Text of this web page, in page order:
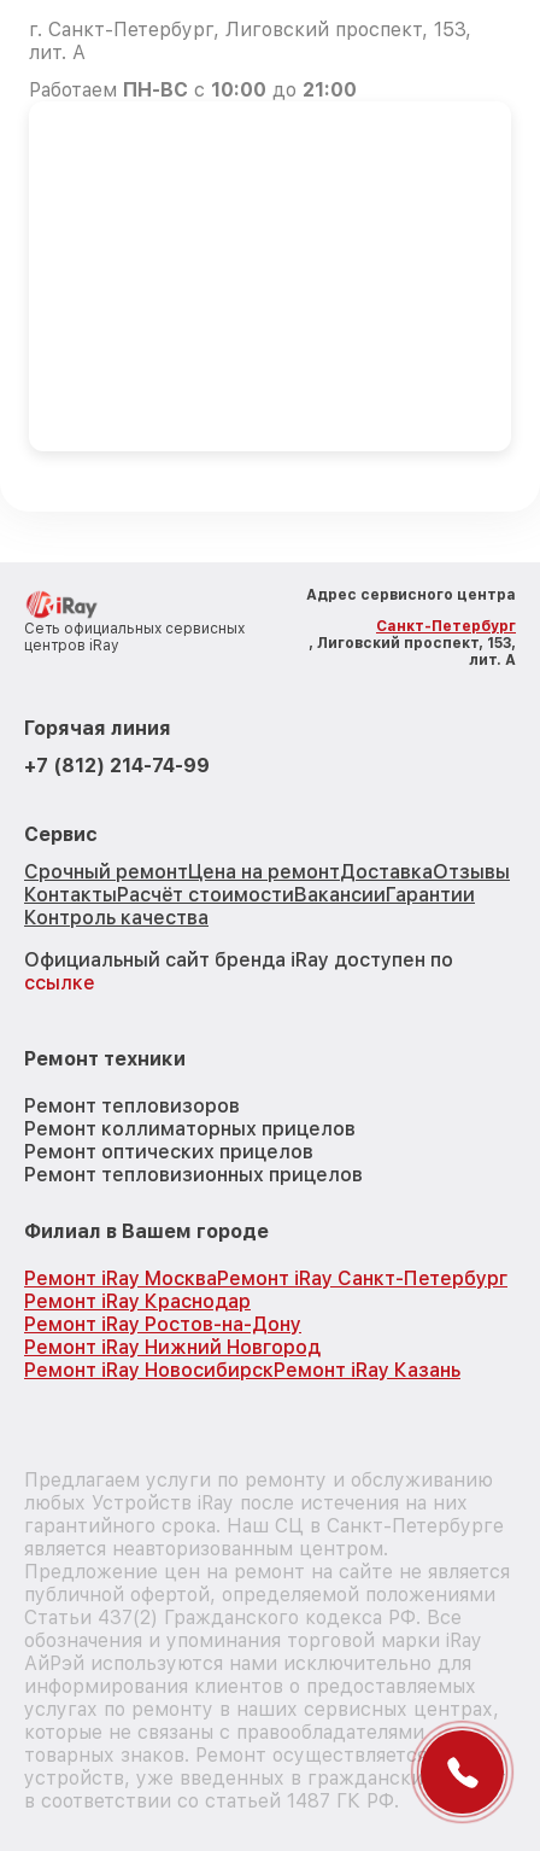
г. Санкт-Петербург, Лиговский проспект, 153,
лит. А
Работаем ПН-ВС с 10:00 до 21:00
Сеть официальных сервисных
центров iRay
Адрес сервисного центра
Санкт-Петербург
, Лиговский проспект, 153,
лит. А
Горячая линия
+7 (812) 214-74-99
Сервис
Срочный ремонтЦена на ремонтДоставкаОтзывы
КонтактыРасчёт стоимостиВакансииГарантии
Контроль качества
Официальный сайт бренда iRay доступен по
ссылке
Ремонт техники
Ремонт тепловизоров
Ремонт коллиматорных прицелов
Ремонт оптических прицелов
Ремонт тепловизионных прицелов
Филиал в Вашем городе
Ремонт iRay МоскваРемонт iRay Санкт-Петербург
Ремонт iRay Краснодар
Ремонт iRay Ростов-на-Дону
Ремонт iRay Нижний Новгород
Ремонт iRay НовосибирскРемонт iRay Казань
Предлагаем услуги по ремонту и обслуживанию
любых Устройств iRay после истечения на них
гарантийного срока. Наш СЦ в Санкт-Петербурге
является неавторизованным центром.
Предложение цен на ремонт на сайте не является
публичной офертой, определяемой положениями
Статьи 437(2) Гражданского кодекса РФ. Все
обозначения и упоминания торговой марки iRay
АйРэй используются нами исключительно для
информирования клиентов о предоставляемых
услугах по ремонту в наших сервисных центрах,
которые не связаны с правообладателями
товарных знаков. Ремонт осуществляется для
устройств, уже введенных в гражданский оборот
в соответствии со статьей 1487 ГК РФ.